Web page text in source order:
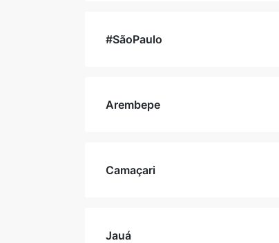
#SãoPaulo
Arembepe
Camaçari
Jauá